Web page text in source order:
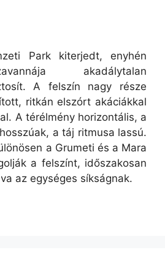
Park kiterjedt, enyhén
akadálytalan
A felszín nagy része
ritkán elszórt akáciákkal
A térélmény horizontális, a
a táj ritmusa lassú.
a Grumeti és a Mara
a felszínt, időszakosan
az egységes síkságnak.